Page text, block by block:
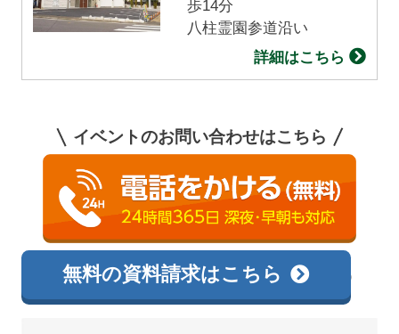
歩14分
八柱霊園参道沿い
詳細はこちら
イベントのお問い合わせはこちら
相談無料 0120-138-726
無料の資料請求はこちら